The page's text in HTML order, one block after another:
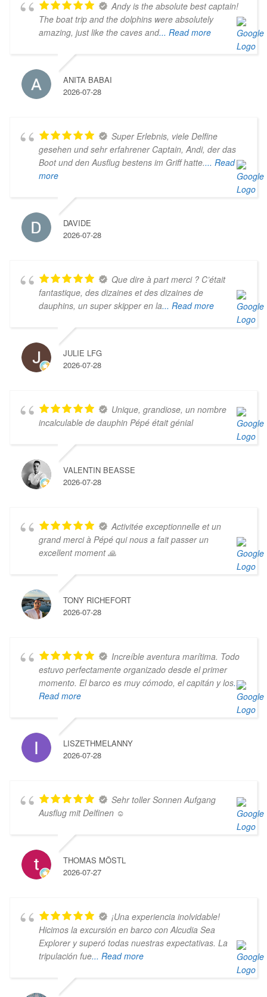
Andy is the absolute best captain!
The boat trip and the dolphins were absolutely
amazing, just like the caves and... Read more
ANITA BABAI
2026-07-28
Super Erlebnis, viele Delfine
gesehen und sehr erfahrener Captain, Andi, der das
Boot und den Ausflug bestens im Griff hatte.... Read
more
DAVIDE
2026-07-28
Que dire à part merci ? C’était
fantastique, des dizaines et des dizaines de
dauphins, un super skipper en la... Read more
JULIE LFG
2026-07-28
Unique, grandiose, un nombre
incalculable de dauphin Pépé était génial
VALENTIN BEASSE
2026-07-28
Activitée exceptionnelle et un
grand merci à Pépé qui nous a fait passer un
excellent moment 🙏
TONY RICHEFORT
2026-07-28
Increíble aventura marítima. Todo
estuvo perfectamente organizado desde el primer
momento. El barco es muy cómodo, el capitán y los...
Read more
LISZETHMELANNY
2026-07-28
Sehr toller Sonnen Aufgang
Ausflug mit Delfinen ☺️
THOMAS MÖSTL
2026-07-27
¡Una experiencia inolvidable!
Hicimos la excursión en barco con Alcudia Sea
Explorer y superó todas nuestras expectativas. La
tripulación fue... Read more